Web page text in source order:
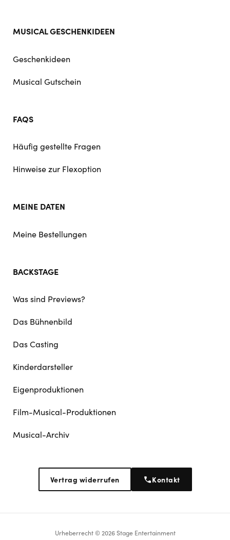
MUSICAL GESCHENKIDEEN
Geschenkideen
Musical Gutschein
FAQS
Häufig gestellte Fragen
Hinweise zur Flexoption
MEINE DATEN
Meine Bestellungen
BACKSTAGE
Was sind Previews?
Das Bühnenbild
Das Casting
Kinderdarsteller
Eigenproduktionen
Film-Musical-Produktionen
Musical-Archiv
Vertrag widerrufen Kontakt
Urheberrecht © 2026 Stage Entertainment